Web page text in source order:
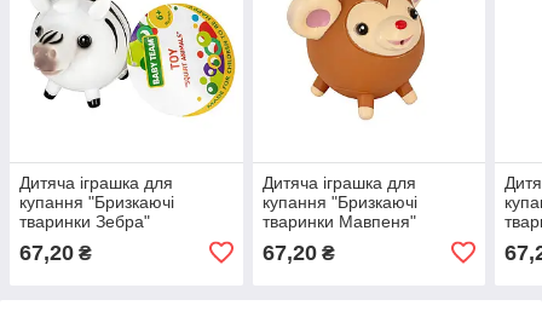
Дитяча іграшка для
купання "Бризкаючі
тваринки Зебра"
67,20 ₴
Дитяча іграшка для
купання "Бризкаючі
тваринки Мавпеня"
8750_коричнева мавпочка
67,20₴
пл